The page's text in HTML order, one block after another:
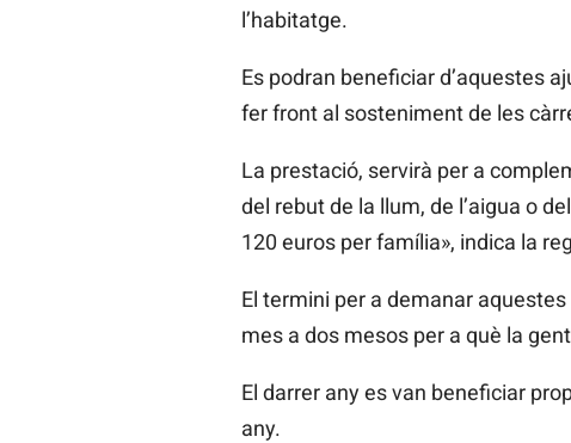
l’habitatge.
Es podran beneficiar d’aquestes
fer front al sosteniment de les
La prestació, servirà per a
del rebut de la llum, de l’aigua o
120 euros per família», indica la
El termini per a demanar aquestes
mes a dos mesos per a què la
El darrer any es van beneficiar
any.